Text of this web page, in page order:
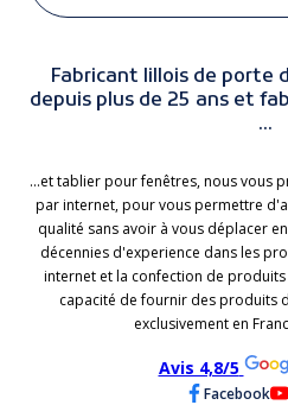
Fabricant lillois de porte
depuis plus de 25 ans et
...
...et tablier pour fenêtres, nous vous
par internet, pour vous permettre
qualité sans avoir à vous déplacer
décennies d'experience dans les
internet et la confection de
capacité de fournir des produits
exclusivement en
Avis 4,8/5
Facebook